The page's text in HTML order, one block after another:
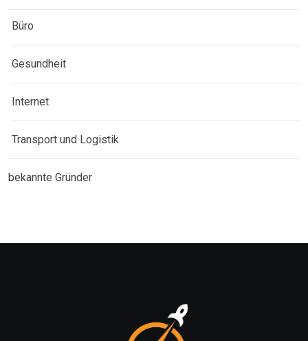
Büro
Gesundheit
Internet
Transport und Logistik
bekannte Gründer